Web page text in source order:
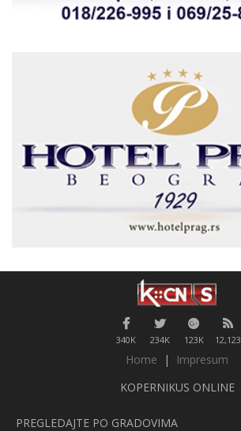
340K 234K 123K 12,123
Home |
Impresum
KOPERNIKUS ONLINE
PREGLEDAJTE PO GRADOVIMA